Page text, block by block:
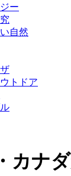
ー
自然
トドア
カナ